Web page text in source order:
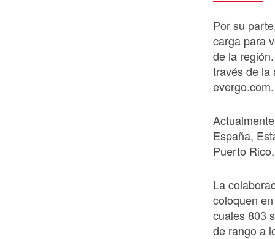
Por su
carga para
de la
través de la
España,
Puerto
La
coloquen
cuales 803
de rango a